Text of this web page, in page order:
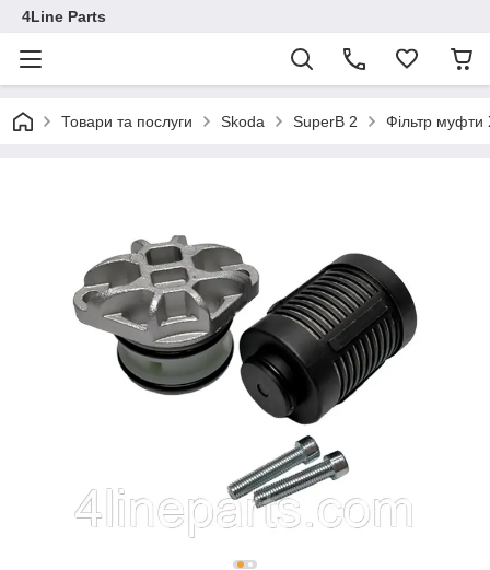
4Line Parts
Товари та послуги Skoda SuperB 2 Фільтр муфти